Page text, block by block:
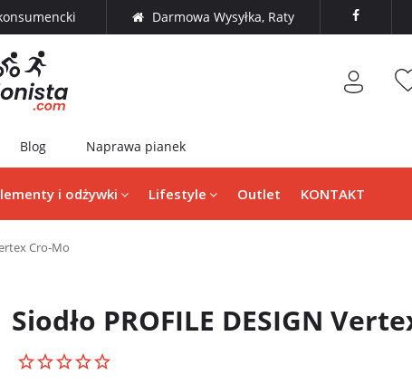
Darmowa Wysyłka, Raty 
Blog Naprawa pianek
i odżywki Lifestyle Outlet KONTAKT
Cro-Mo
Siodło PROFILE DESIGN